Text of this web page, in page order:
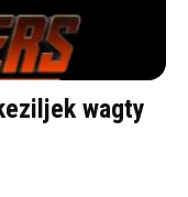
wagty